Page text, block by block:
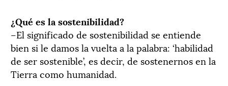
¿Qué es la sostenibilidad?
–El significado de sostenibilidad se entiende
bien si le damos la vuelta a la palabra: ‘habilidad
de ser sostenible’, es decir, de sostenernos en la
Tierra como humanidad.